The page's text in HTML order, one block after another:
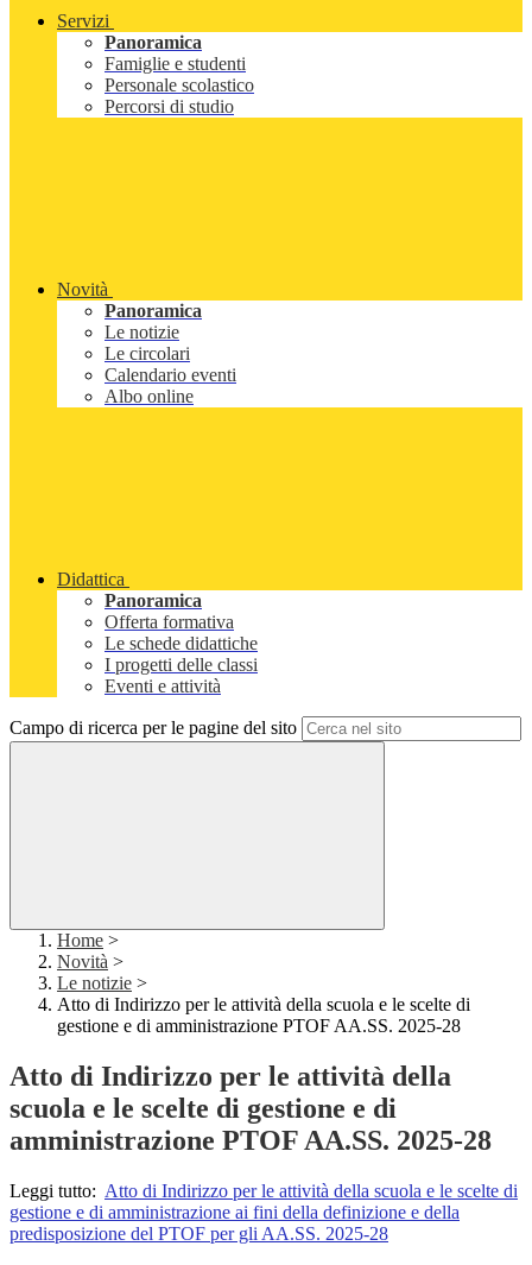
Servizi
Panoramica
Famiglie e studenti
Personale scolastico
Percorsi di studio
Novità
Panoramica
Le notizie
Le circolari
Calendario eventi
Albo online
Didattica
Panoramica
Offerta formativa
Le schede didattiche
I progetti delle classi
Eventi e attività
Campo di ricerca per le pagine del sito
Home >
Novità >
Le notizie >
Atto di Indirizzo per le attività della scuola e le scelte di
gestione e di amministrazione PTOF AA.SS. 2025-28
Atto di Indirizzo per le attività della
scuola e le scelte di gestione e di
amministrazione PTOF AA.SS. 2025-28
Leggi tutto: Atto di Indirizzo per le attività della scuola e le scelte di
gestione e di amministrazione ai fini della definizione e della
predisposizione del PTOF per gli AA.SS. 2025-28